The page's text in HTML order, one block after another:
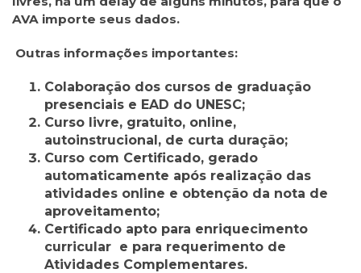
AVA importe seus dados.
Outras informações importantes:
Colaboração dos cursos de graduação
presenciais e EAD do UNESC;
Curso livre, gratuito, online,
autoinstrucional, de curta duração;
Curso com Certificado, gerado
automaticamente após realização das
atividades online e obtenção da nota de
aproveitamento;
Certificado apto para enriquecimento
curricular e para requerimento de
Atividades Complementares.